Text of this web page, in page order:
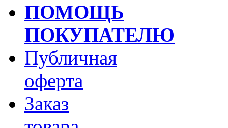
ПОМОЩЬ
ПОКУПАТЕЛЮ
Публичная
оферта
Заказ